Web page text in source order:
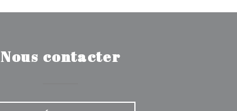
Nous contacter